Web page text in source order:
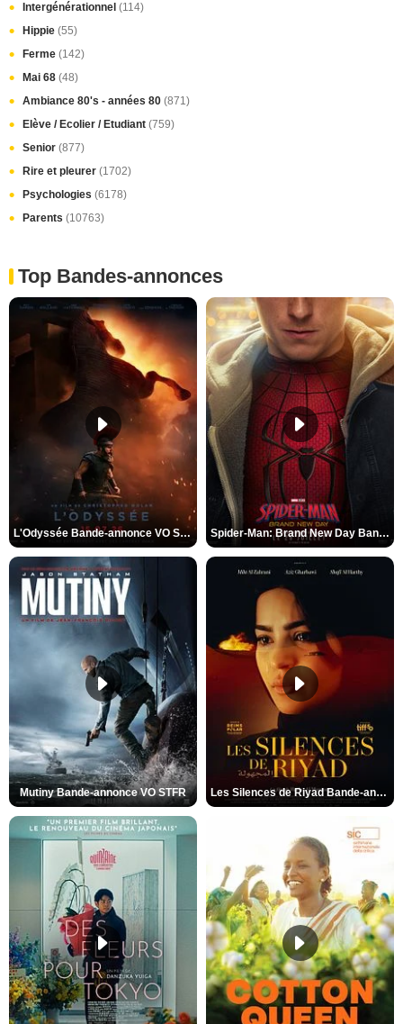
Intergénérationnel (114)
Hippie (55)
Ferme (142)
Mai 68 (48)
Ambiance 80's - années 80 (871)
Elève / Ecolier / Etudiant (759)
Senior (877)
Rire et pleurer (1702)
Psychologies (6178)
Parents (10763)
Top Bandes-annonces
L'Odyssée Bande-annonce VO STFR Spider-Man: Brand New Day Bande-annonce VO STFR
Mutiny Bande-annonce VO STFR Les Silences de Riyad Bande-annonce VO STFR